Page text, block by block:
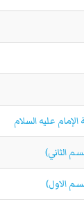
عليه السلام
الثاني)
الاول)